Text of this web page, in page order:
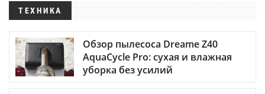
ТЕХНИКА
Обзор пылесоса Dreame Z40
AquaCycle Pro: сухая и влажная
уборка без усилий